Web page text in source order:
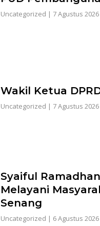
Uncategorized | 7 Agustus 2026
Wakil Ketua
Uncategorized | 7 Agustus 2026
Syaiful
Melayani
Senang
Uncategorized | 6 Agustus 2026